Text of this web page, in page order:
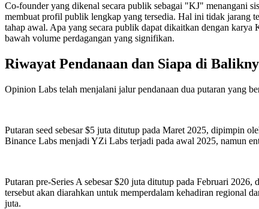
Co-founder yang dikenal secara publik sebagai "KJ" menangani
membuat profil publik lengkap yang tersedia. Hal ini tidak jarang
tahap awal. Apa yang secara publik dapat dikaitkan dengan
bawah volume perdagangan yang signifikan.
Riwayat Pendanaan dan Siapa di
Opinion Labs telah menjalani jalur pendanaan dua putaran yang
Putaran seed sebesar $5 juta ditutup pada Maret 2025,
Binance Labs menjadi YZi Labs terjadi pada awal 2025, namun
Putaran pre-Series A sebesar $20 juta ditutup pada Februari
tersebut akan diarahkan untuk memperdalam kehadiran regional
juta.